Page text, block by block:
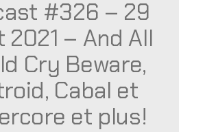
#326 – 29
2021 – And All
Cry Beware,
Cabal et
et plus!